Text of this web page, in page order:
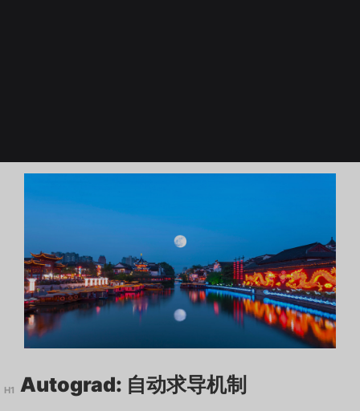
Autograd: 自动求导机制